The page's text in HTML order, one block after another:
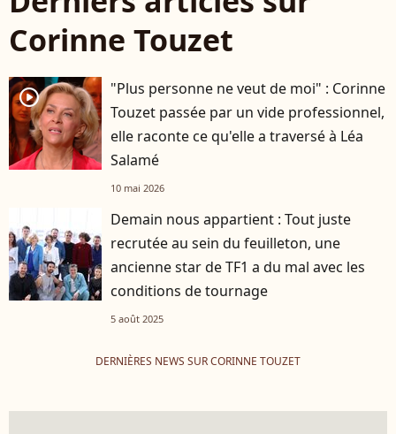
Corinne Touzet
player2
"Plus personne ne veut de moi" : Corinne
Touzet passée par un vide professionnel,
elle raconte ce qu'elle a traversé à Léa
Salamé
10 mai 2026
Demain nous appartient : Tout juste
recrutée au sein du feuilleton, une
ancienne star de TF1 a du mal avec les
conditions de tournage
5 août 2025
DERNIÈRES NEWS SUR CORINNE TOUZET